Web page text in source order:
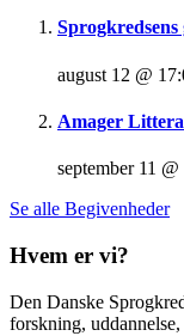
august 12 @
Amager
september 11
Se alle Begivenheder
Hvem er vi?
Den Danske
forskning,